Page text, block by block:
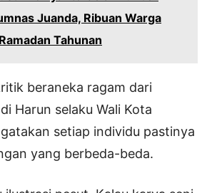
Juanda, Ribuan Warga
Tahunan
beraneka ragam dari
Harun selaku Wali Kota
setiap individu pastinya
yang berbeda-beda.